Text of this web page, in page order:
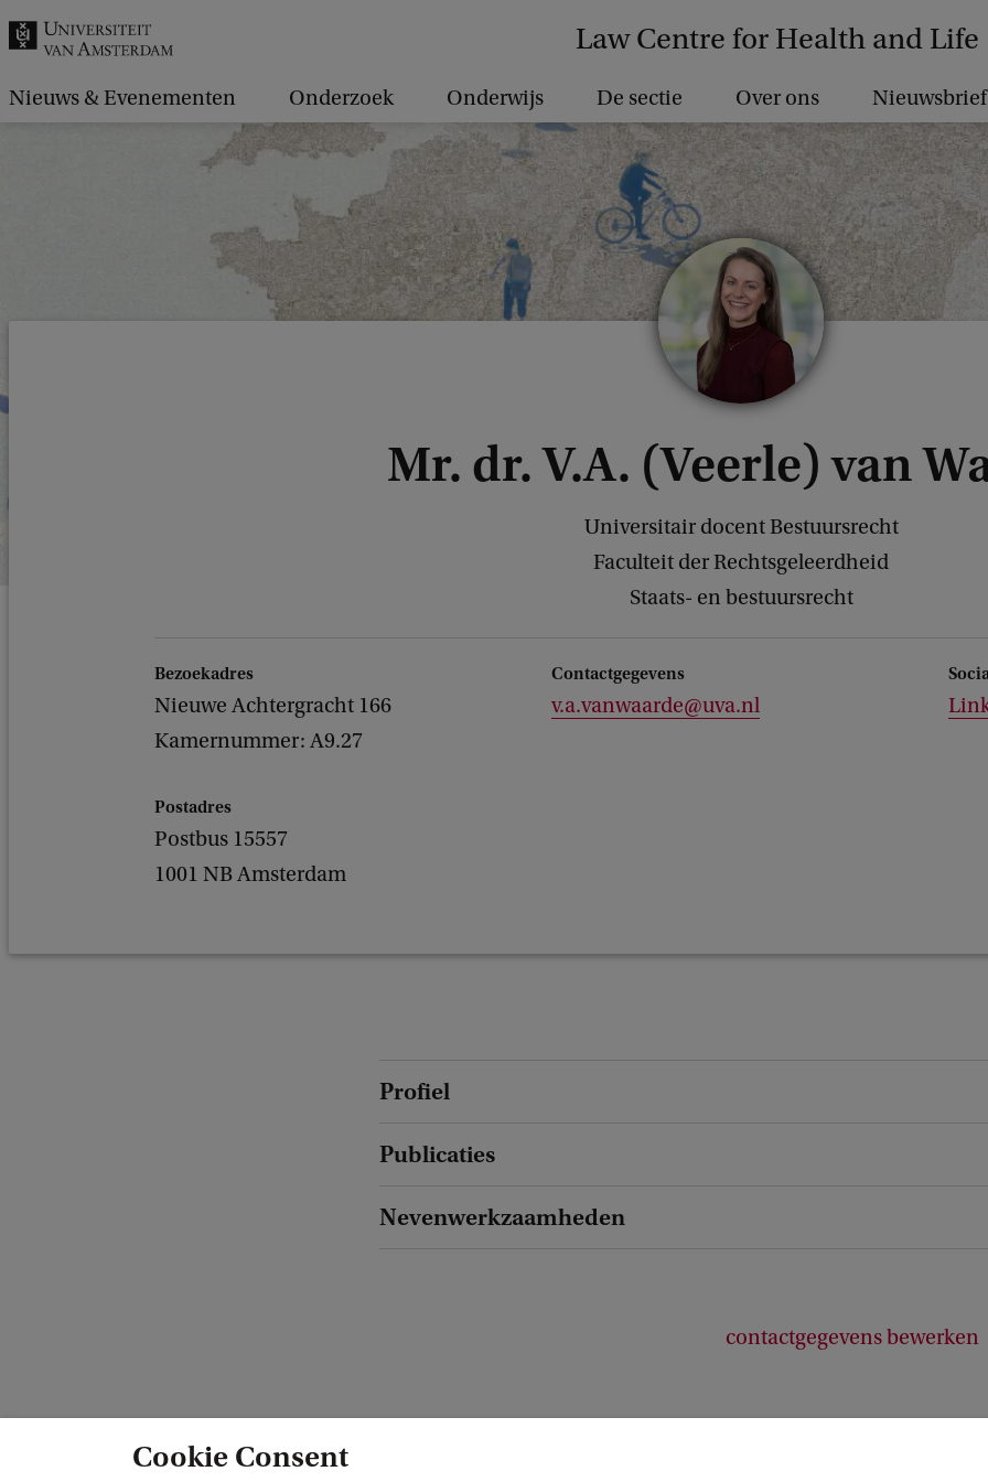
Law Centre for Health and Life
.
Nieuws & Evenementen Onderzoek Onderwijs De sectie Over ons Nieuwsbrief
Mr. dr. V.A. (Veerle) van
Universitair docent Bestuursrecht
Faculteit der Rechtsgeleerdheid
Staats- en bestuursrecht
Bezoekadres
Nieuwe Achtergracht 166
Kamernummer: A9.27
Postadres
Postbus 15557
1001 NB Amsterdam
Contactgegevens
v.a.vanwaarde@uva.nl
Profiel
Publicaties
Nevenwerkzaamheden
contactgegevens bewerken
Cookie Consent